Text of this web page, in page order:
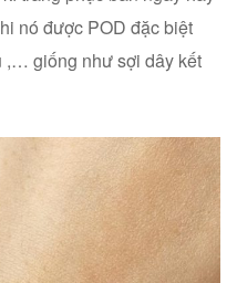
nó được POD đặc biệt
,… giống như sợi dây kết